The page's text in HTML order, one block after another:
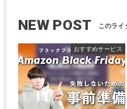
NEW POST
おすすめサービス